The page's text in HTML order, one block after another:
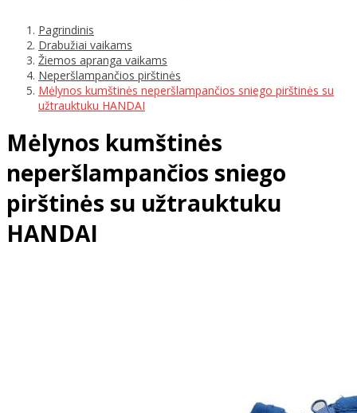
Pagrindinis
Drabužiai vaikams
Žiemos apranga vaikams
Neperšlampančios pirštinės
Mėlynos kumštinės neperšlampančios sniego pirštinės su
užtrauktuku HANDAI
Mėlynos kumštinės
neperšlampančios sniego
pirštinės su užtrauktuku
HANDAI